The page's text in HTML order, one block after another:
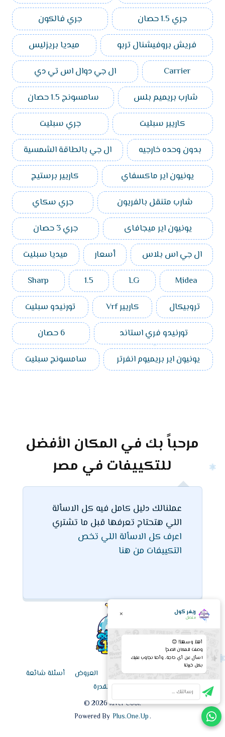
جري 1.5 حصان
جري فالكون
فريش بروفيشنال تربو
ميديا بريزليس
Carrier
ال جي دوال اس تي دي
شارب بريميم بلس
سامسونج 1.5 حصان
كاريير سبليت
جري سبليت
بدون وحده خارجيه
ال جي بالطاقة الشمسية
يونيون اير ماكسفاي
كاريير برستيج
شارب متنقل بالفريون
جري سكاي
يونيون اير ميجافاى
جري 3 حصان
ال جي اس بلاس
أسعار
ميديا سبليت
Midea
LG
1.5
Sharp
تروبيكال
كاريير Vrf
تورنيدو سبليت
تورنيدو فري استاند
6 حصان
يونيون اير بريميوم انفرتر
سامسونج سبليت
مرحباً بك في المكان الأفضل
للتكييفات في مصر
عملنالك دليل كامل فيه كل الاسألة
اللي هتحتاج تعرفها قبل ما تشتري
اعرف كل الاسألة اللي تخص
التكييفات من هنا
ريفر كول
متصل ×
أهلاً وسهلاً! 😊
وصلت للمكان الصح!
اسأل عن أي حاجة، وأحنا نجاوب عليك
بكل خبرتنا
الرئيسية قائمة الأسعار اليوم العروض
أسئلة شائعة
حاسبة القدرة
©2026River Cool.
Powered By Plus.One.Up.